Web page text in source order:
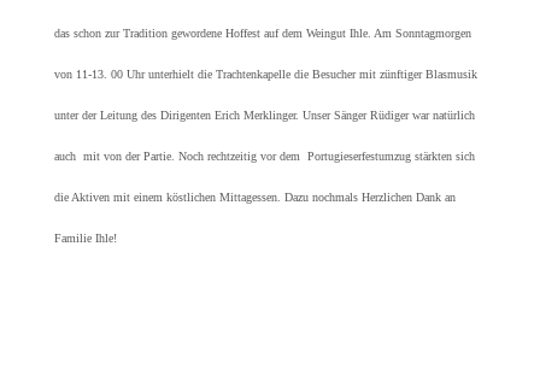
das schon zur Tradition gewordene Hoffest auf dem Weingut Ihle. Am Sonntagmorgen
von 11-13. 00 Uhr unterhielt die Trachtenkapelle die Besucher mit zünftiger Blasmusik
unter der Leitung des Dirigenten Erich Merklinger. Unser Sänger Rüdiger war natürlich
auch mit von der Partie. Noch rechtzeitig vor dem Portugieserfestumzug stärkten sich
die Aktiven mit einem köstlichen Mittagessen. Dazu nochmals Herzlichen Dank an
Familie Ihle!